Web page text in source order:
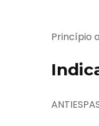
Princípio